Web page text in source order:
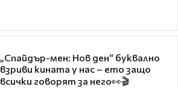
„Спайдър-мен: Нов ден“ буквално
взриви кината у нас – ето защо
всички говорят за него👀🎬